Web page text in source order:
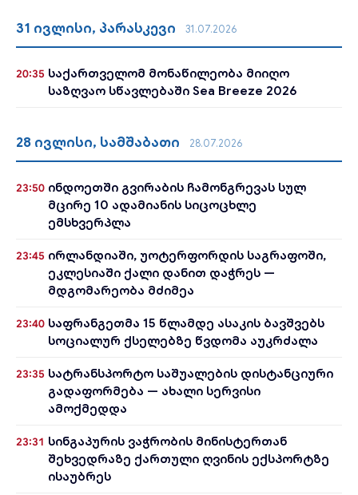
31 ივლისი, პარასკევი 31.07.2026
20:35 საქართველომ მონაწილეობა მიიღო
საზღვაო სწავლებაში Sea Breeze 2026
28 ივლისი, სამშაბათი 28.07.2026
23:50 ინდოეთში გვირაბის ჩამონგრევას სულ
მცირე 10 ადამიანის სიცოცხლე
ემსხვერპლა
23:45 ირლანდიაში, უოტერფორდის საგრაფოში,
ეკლესიაში ქალი დანით დაჭრეს —
მდგომარეობა მძიმეა
23:40 საფრანგეთმა 15 წლამდე ასაკის ბავშვებს
სოციალურ ქსელებზე წვდომა აუკრძალა
23:35 სატრანსპორტო საშუალების დისტანციური
გადაფორმება — ახალი სერვისი
ამოქმედდა
23:31 სინგაპურის ვაჭრობის მინისტერთან
შეხვედრაზე ქართული ღვინის ექსპორტზე
ისაუბრეს